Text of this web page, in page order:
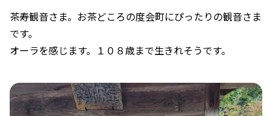
茶寿観音さま。お茶どころの度会町にぴったりの観音さま
です。
オーラを感じます。１０８歳まで生きれそうです。